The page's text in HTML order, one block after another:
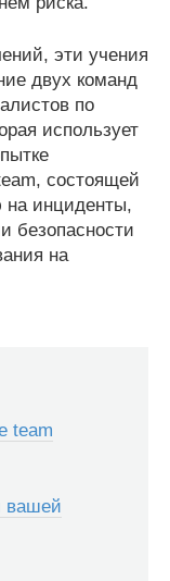
эти учения
двух команд
по
использует
состоящей
на инциденты,
безопасности
на
team
вашей